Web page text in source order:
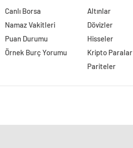
Canlı Borsa
Namaz Vakitleri
Puan Durumu
Örnek Burç Yorumu
Altınlar
Dövizler
Hisseler
Kripto Paralar
Pariteler